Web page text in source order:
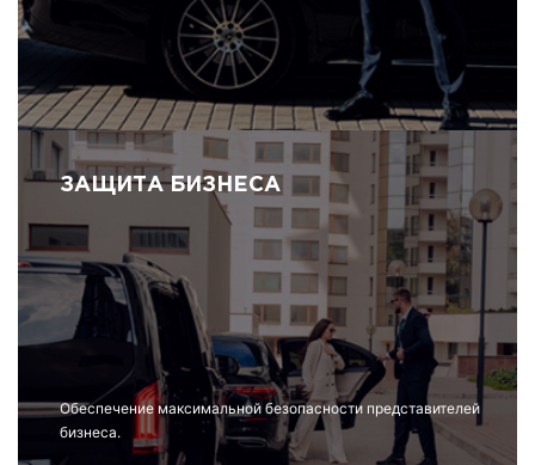
ЗАЩИТА БИЗНЕСА
Обеспечение максимальной безопасности представителей
бизнеса.